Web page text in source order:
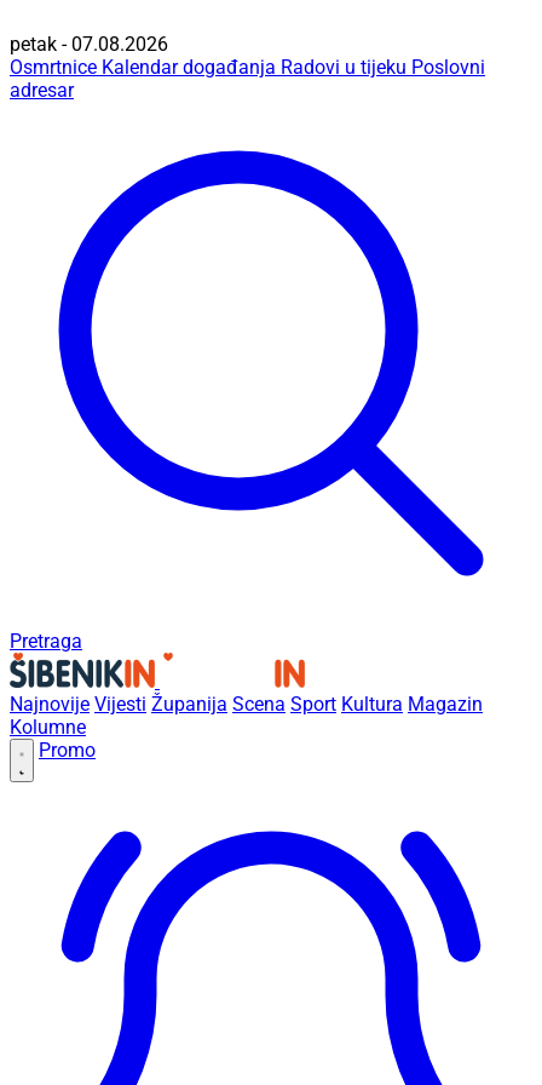
petak - 07.08.2026
Osmrtnice Kalendar događanja Radovi u tijeku Poslovni
adresar
Pretraga
Najnovije Vijesti Županija Scena Sport Kultura Magazin
Kolumne
Promo